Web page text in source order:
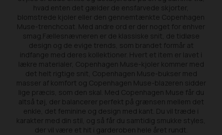
hvad enten det gælder de ensfarvede skjorter,
blomstrede kjoler eller den gennemtænkte Copenhagen
Muse-trenchcoat. Med andre ord er der noget for enhver
smag.Fællesnævneren er de klassiske snit, de tidløse
design og de evige trends, som brandet formår at
indfange med deres kollektioner. Hvert et item er lavet i
lækre materialer, Copenhagen Muse-kjoler kommer med
det helt rigtige snit, Copenhagen Muse-bukser med
masser af komfort og Copenhagen Muse-blazeren sidder
lige præcis, som den skal. Med Copenhagen Muse får du
altså tøj, der balancerer perfekt på grænsen mellem det
enkle, det feminine og design med kant. Du vil træde i
karakter med din stil, og så får du samtidig smukke styles,
der vil være et hit i garderoben hele året rundt.